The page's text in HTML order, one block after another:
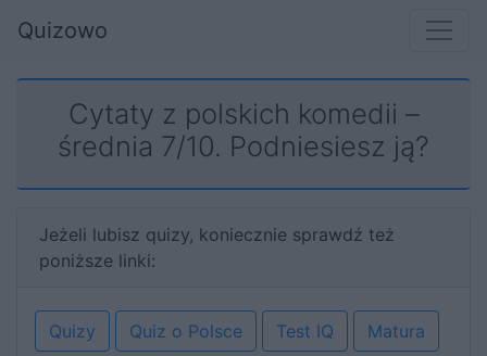
Quizowo
Cytaty z polskich komedii –
średnia 7/10. Podniesiesz ją?
Jeżeli lubisz quizy, koniecznie sprawdź też
poniższe linki:
Quizy Quiz o Polsce Test IQ Matura